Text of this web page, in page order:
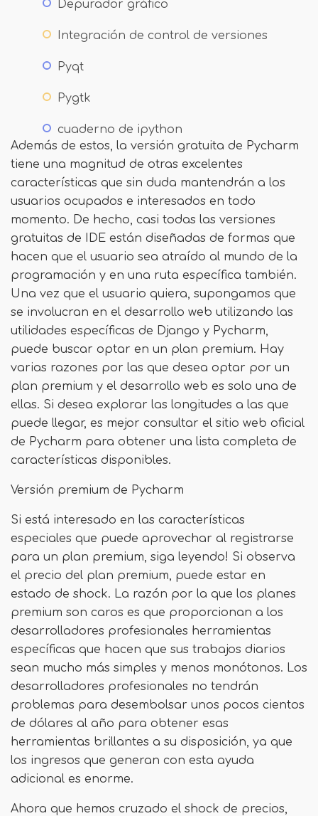
Depurador gráfico
Integración de control de versiones
Pyqt
Pygtk
cuaderno de ipython
Además de estos, la versión gratuita de Pycharm
tiene una magnitud de otras excelentes
características que sin duda mantendrán a los
usuarios ocupados e interesados ​​en todo
momento. De hecho, casi todas las versiones
gratuitas de IDE están diseñadas de formas que
hacen que el usuario sea atraído al mundo de la
programación y en una ruta específica también.
Una vez que el usuario quiera, supongamos que
se involucran en el desarrollo web utilizando las
utilidades específicas de Django y Pycharm,
puede buscar optar en un plan premium. Hay
varias razones por las que desea optar por un
plan premium y el desarrollo web es solo una de
ellas. Si desea explorar las longitudes a las que
puede llegar, es mejor consultar el sitio web oficial
de Pycharm para obtener una lista completa de
características disponibles.
Versión premium de Pycharm
Si está interesado en las características
especiales que puede aprovechar al registrarse
para un plan premium, siga leyendo! Si observa
el precio del plan premium, puede estar en
estado de shock. La razón por la que los planes
premium son caros es que proporcionan a los
desarrolladores profesionales herramientas
específicas que hacen que sus trabajos diarios
sean mucho más simples y menos monótonos. Los
desarrolladores profesionales no tendrán
problemas para desembolsar unos pocos cientos
de dólares al año para obtener esas
herramientas brillantes a su disposición, ya que
los ingresos que generan con esta ayuda
adicional es enorme.
Ahora que hemos cruzado el shock de precios,